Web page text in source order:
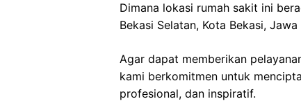
Dimana lokasi rumah sakit ini
Bekasi Selatan, Kota Bekasi, Jawa
Agar dapat memberikan
kami berkomitmen untuk
profesional, dan inspiratif.